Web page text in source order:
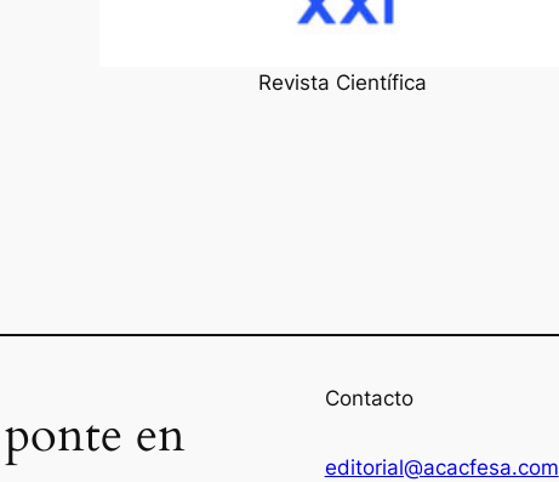
Revista Científica
en
Contacto
editorial@acacfesa.com